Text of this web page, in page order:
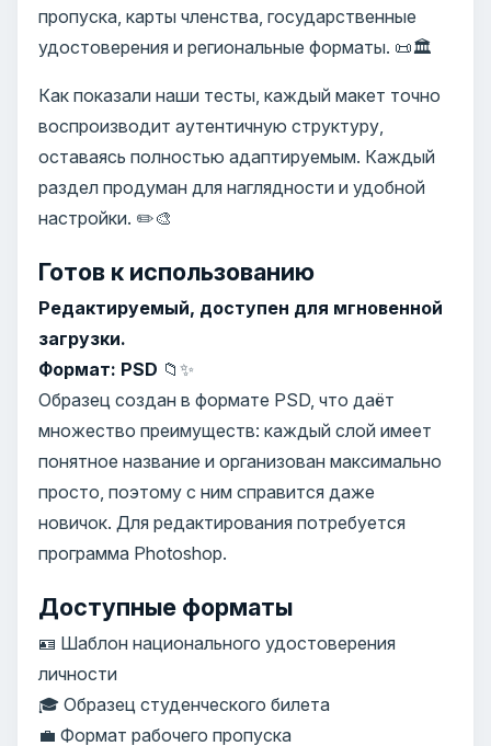
пропуска, карты членства, государственные
удостоверения и региональные форматы. 📜🏛️
Как показали наши тесты, каждый макет точно
воспроизводит аутентичную структуру,
оставаясь полностью адаптируемым. Каждый
раздел продуман для наглядности и удобной
настройки. ✏️🎨
Готов к использованию
Редактируемый, доступен для мгновенной
загрузки.
Формат: PSD 📁✨
Образец создан в формате PSD, что даёт
множество преимуществ: каждый слой имеет
понятное название и организован максимально
просто, поэтому с ним справится даже
новичок. Для редактирования потребуется
программа Photoshop.
Доступные форматы
🪪 Шаблон национального удостоверения
личности
🎓 Образец студенческого билета
💼 Формат рабочего пропуска